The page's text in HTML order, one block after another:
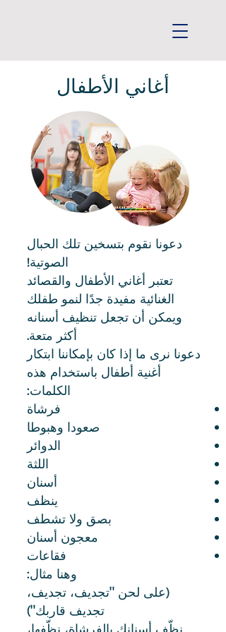
أغاني الأطفال
دعونا نقوم بتسخين تلك الحبال
الصوتية!
تعتبر أغاني الأطفال والقصائد
الغنائية مفيدة جدًا لنمو طفلك
ويمكن أن تجعل تنظيف أسنانه
أكثر متعة.
دعونا نرى ما إذا كان بإمكاننا ابتكار
أغنية أطفال باستخدام هذه
الكلمات:
فرشاة
صعودا وهبوطا
الدوائر
اللثة
أسنان
ينظف
بصق ولا تشطف
معجون أسنان
فقاعات
وهنا مثال:
(على لحن "تجديف، تجديف،
تجديف قاربك")
نظّف أسنانك بالفرشاة، نظّفها،